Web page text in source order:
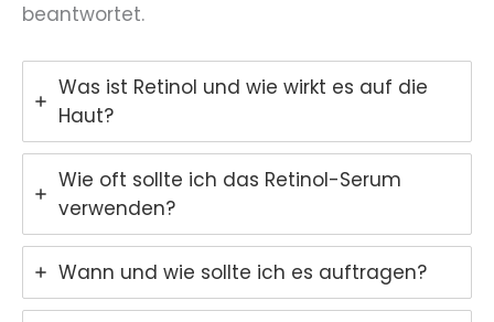
beantwortet.
Was ist Retinol und wie wirkt es auf die
Haut?
Wie oft sollte ich das Retinol-Serum
verwenden?
Wann und wie sollte ich es auftragen?